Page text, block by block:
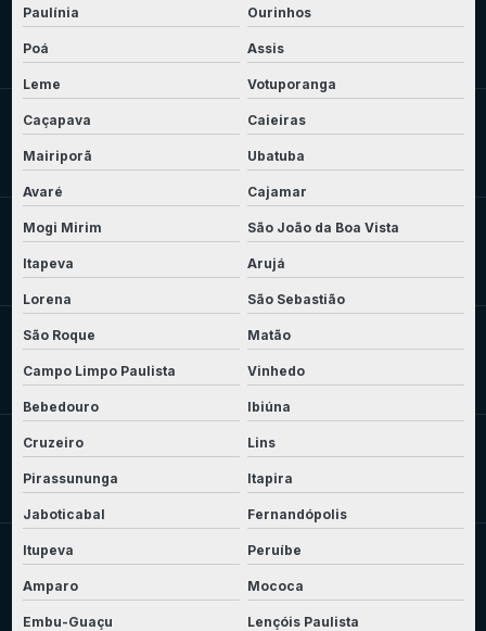
Paulínia Ourinhos
Poá Assis
Leme Votuporanga
Caçapava Caieiras
Mairiporã Ubatuba
Avaré Cajamar
Mogi Mirim São João da Boa Vista
Itapeva Arujá
Lorena São Sebastião
São Roque Matão
Campo Limpo Paulista Vinhedo
Bebedouro Ibiúna
Cruzeiro Lins
Pirassununga Itapira
Jaboticabal Fernandópolis
Itupeva Peruíbe
Amparo Mococa
Embu-Guaçu Lençóis Paulista